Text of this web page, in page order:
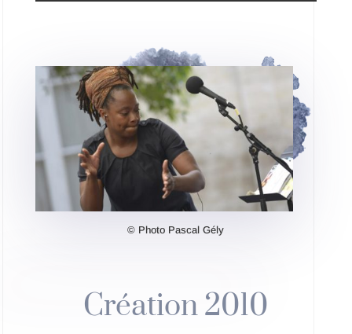
© Photo Pascal Gély
Création 2010